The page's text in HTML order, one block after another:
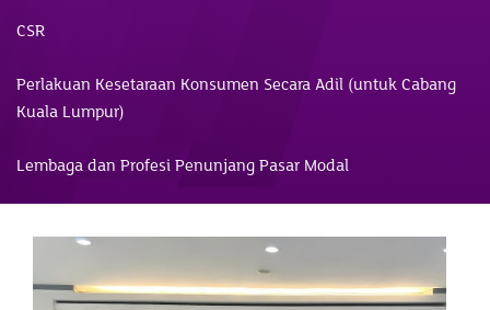
CSR
Perlakuan Kesetaraan Konsumen Secara Adil (untuk Cabang
Kuala Lumpur)
Lembaga dan Profesi Penunjang Pasar Modal